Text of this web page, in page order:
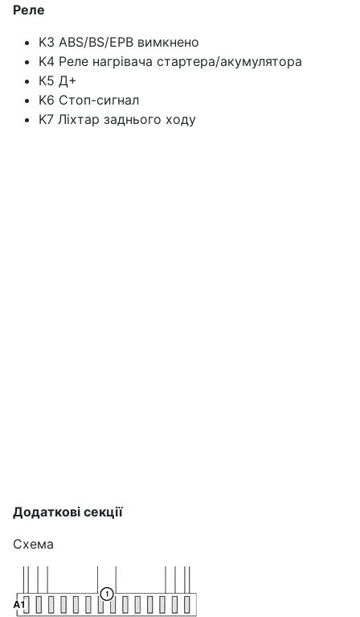
Реле
K3 ABS/BS/EPB вимкнено
K4 Реле нагрівача стартера/акумулятора
К5 Д+
K6 Стоп-сигнал
K7 Ліхтар заднього ходу
Додаткові секції
Схема